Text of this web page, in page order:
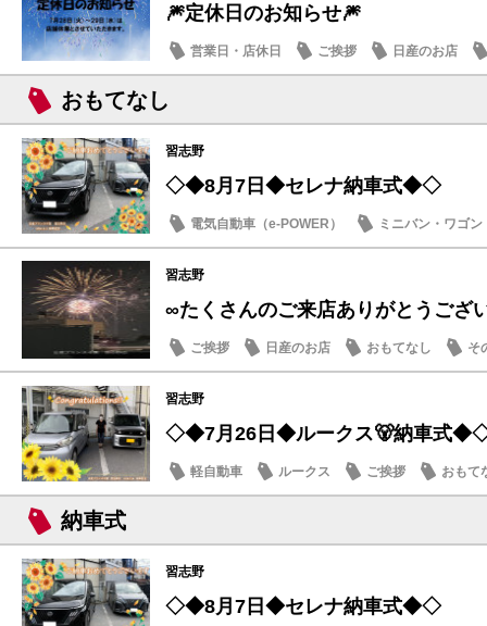
🎆定休日のお知らせ🎆
営業日・店休日 ご挨拶 日産のお店
おもてなし
習志野
◇◆8月7日◆セレナ納車式◆◇
電気自動車（e-POWER）
ミニバン・ワゴン
納車式
習志野
∞たくさんのご来店ありがとうござ
ご挨拶 日産のお店 おもてなし そ
習志野
◇◆7月26日◆ルークス🐻納車式
軽自動車 ルークス ご挨拶 おもて
納車式
習志野
◇◆8月7日◆セレナ納車式◆◇